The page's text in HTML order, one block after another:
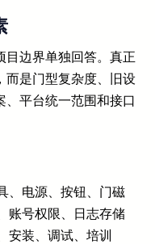
目边界单独回答。真正
而是门型复杂度、旧设
、平台统一范围和接口
、电源、按钮、门磁
账号权限、日志存储
安装、调试、培训